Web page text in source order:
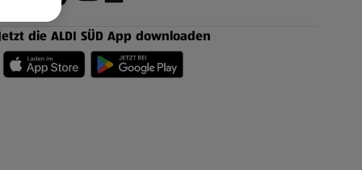
die ALDI SÜD App downloaden